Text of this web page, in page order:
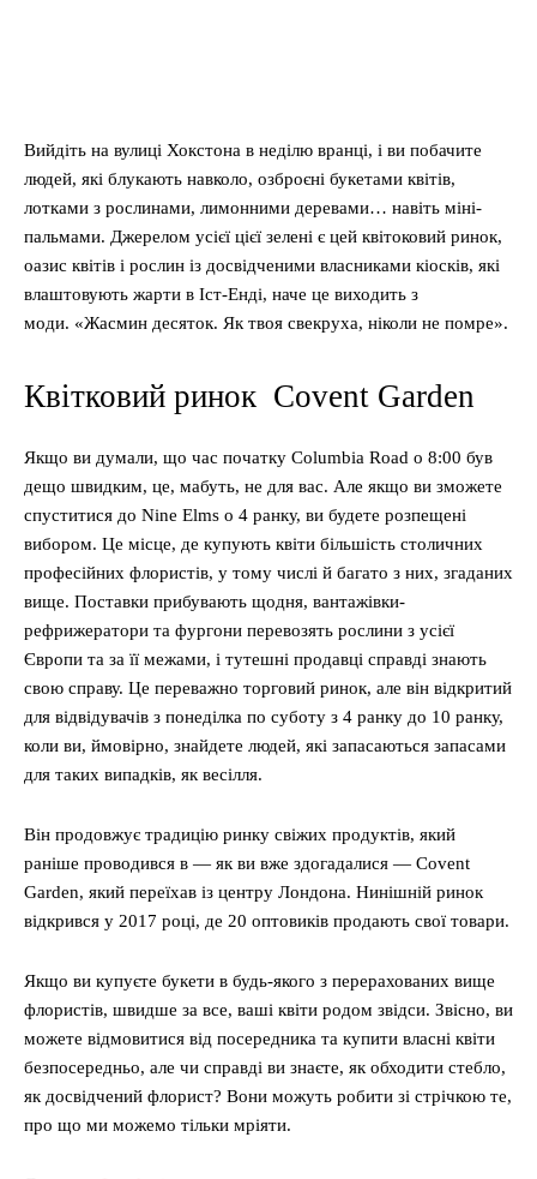
Вийдіть на вулиці Хокстона в неділю вранці, і ви побачите
людей, які блукають навколо, озброєні букетами квітів,
лотками з рослинами, лимонними деревами… навіть міні-
пальмами. Джерелом усієї цієї зелені є цей квітоковий ринок,
оазис квітів і рослин із досвідченими власниками кіосків, які
влаштовують жарти в Іст-Енді, наче це виходить з
моди. «Жасмин десяток. Як твоя свекруха, ніколи не помре».
Квітковий ринок Covent Garden
Якщо ви думали, що час початку Columbia Road о 8:00 був
дещо швидким, це, мабуть, не для вас. Але якщо ви зможете
спуститися до Nine Elms о 4 ранку, ви будете розпещені
вибором. Це місце, де купують квіти більшість столичних
професійних флористів, у тому числі й багато з них, згаданих
вище. Поставки прибувають щодня, вантажівки-
рефрижератори та фургони перевозять рослини з усієї
Європи та за її межами, і тутешні продавці справді знають
свою справу. Це переважно торговий ринок, але він відкритий
для відвідувачів з понеділка по суботу з 4 ранку до 10 ранку,
коли ви, ймовірно, знайдете людей, які запасаються запасами
для таких випадків, як весілля.
Він продовжує традицію ринку свіжих продуктів, який
раніше проводився в — як ви вже здогадалися — Covent
Garden, який переїхав із центру Лондона. Нинішній ринок
відкрився у 2017 році, де 20 оптовиків продають свої товари.
Якщо ви купуєте букети в будь-якого з перерахованих вище
флористів, швидше за все, ваші квіти родом звідси. Звісно, ​​ви
можете відмовитися від посередника та купити власні квіти
безпосередньо, але чи справді ви знаєте, як обходити стебло,
як досвідчений флорист? Вони можуть робити зі стрічкою те,
про що ми можемо тільки мріяти.